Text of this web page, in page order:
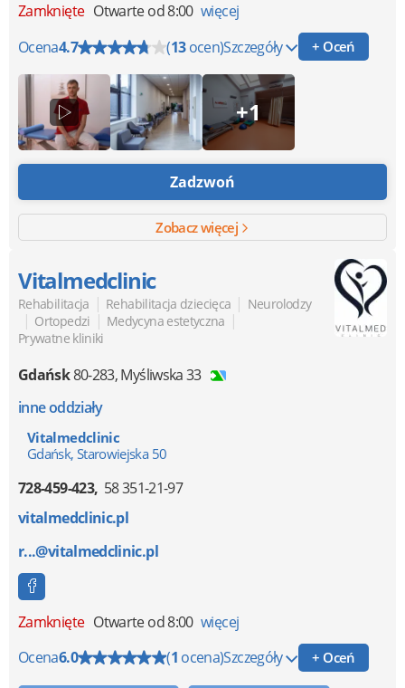
Zamknięte Otwarte od 8:00 więcej
Ocena4.7 (13ocen)Szczegóły + Oceń
+1
Zadzwoń
Zobacz więcej
Vitalmedclinic
Rehabilitacja | Rehabilitacja dziecięca | Neurolodzy
| Ortopedzi | Medycyna estetyczna |
Prywatne kliniki
Gdańsk80-283,Myśliwska 33
inne oddziały
Vitalmedclinic
Gdańsk, Starowiejska 50
728-459-423 58 351-21-97
vitalmedclinic.pl
r...@vitalmedclinic.pl
Zamknięte Otwarte od 8:00 więcej
Ocena6.0 (1 ocena)Szczegóły + Oceń